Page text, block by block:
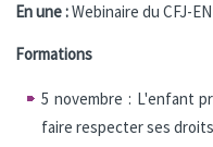
En une :Webinaire du CFJ-EN
Formations
5 novembre : L'enfant
faire respecter ses